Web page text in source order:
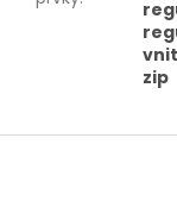
zip
Z